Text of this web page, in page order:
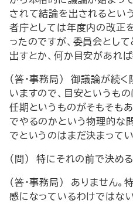
されて結論を出されるとい
者庁としては年度内の改正
ったのですが、委員会とし
出すとか、何か目安があれば
（答・事務局） 御議論が続
いますので、目安というも
任期というものがそもそも
でやるのかという物理的な
でというのはまだ決まって
（問） 特にそれの前で決め
（答・事務局） ありません
感になっているわけではない